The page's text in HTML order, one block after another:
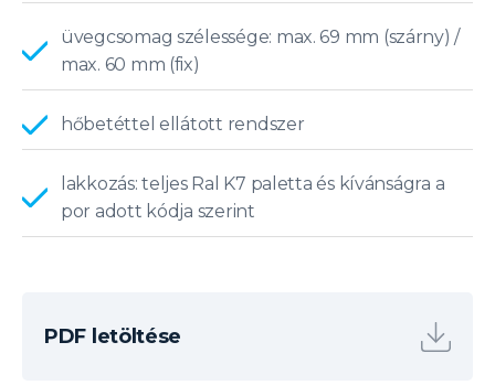
üvegcsomag szélessége: max. 69 mm (szárny) /
max. 60 mm (fix)
hőbetéttel ellátott rendszer
lakkozás: teljes Ral K7 paletta és kívánságra a
por adott kódja szerint
PDF letöltése